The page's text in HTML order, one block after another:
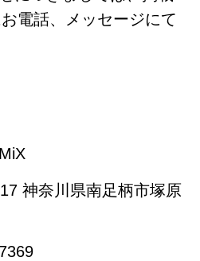
電話、メッセージにて
神奈川県南足柄市塚原